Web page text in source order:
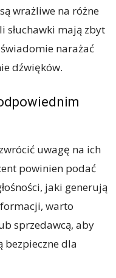
wrażliwe na różne
słuchawki mają zbyt
narażać
dźwięków.
uwagę na ich
powinien podać
jaki generują
warto
sprzedawcą, aby
bezpieczne dla